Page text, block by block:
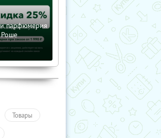
и парфюмерия
Роше
Товары